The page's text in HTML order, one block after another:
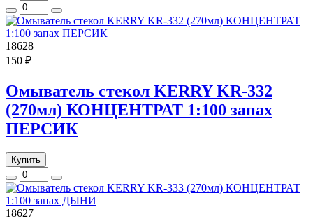
18628
150 ₽
Омыватель стекол KERRY KR-332
(270мл) КОНЦЕНТРАТ 1:100 запах
ПЕРСИК
Купить
18627